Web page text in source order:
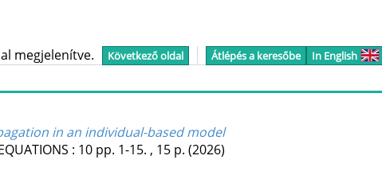
megjelenítve. Következő oldal Átlépés a keresőbe In English
in an individual-based model
: 10 pp. 1-15. , 15 p. (2026)